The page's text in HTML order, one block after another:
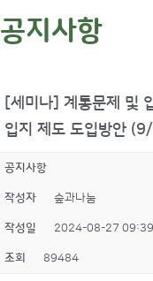
공지사항
[세미나] 계통문제 및
입지 제도 도입방안
공지사항
작성자 숲과나눔
작성일 2024-08-27 09:39
조회 89484